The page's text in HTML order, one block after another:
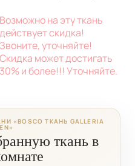
Возможно на эту ткань
действует скидка!
Звоните, уточняйте!
Скидка может достигать
30% и более!!! Уточняйте.
«BOSCO ТКАНЬ GALLERIA
ткань в